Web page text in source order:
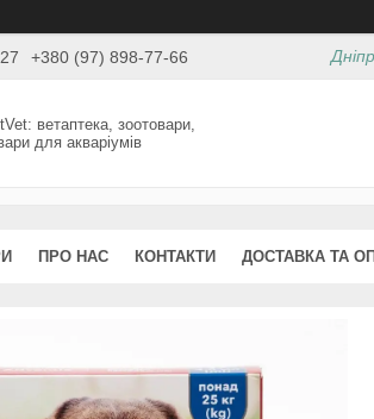
+380 (97) 898-77-66
ветаптека, зоотовари,
для акваріумів
ПРО НАС КОНТАКТИ ДОСТАВКА ТА